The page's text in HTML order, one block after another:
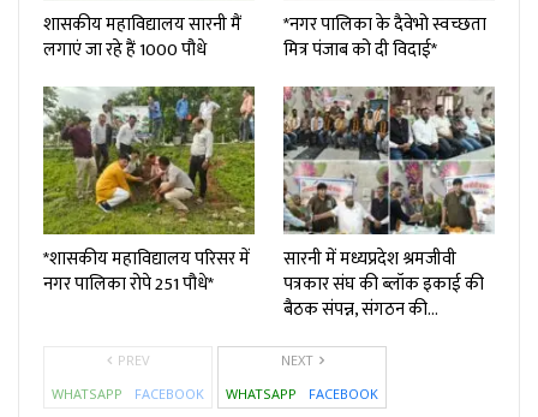
शासकीय महाविद्यालय सारनी मैं
लगाएं जा रहे हैं 1000 पौधे
*नगर पालिका के दैवेभो स्वच्छता
मित्र पंजाब को दी विदाई*
*शासकीय महाविद्यालय परिसर में
नगर पालिका रोपे 251 पौधे*
सारनी में मध्यप्रदेश श्रमजीवी
पत्रकार संघ की ब्लॉक इकाई की
बैठक संपन्न, संगठन की…
PREV
WHATSAPP
FACEBOOK
NEXT
WHATSAPP
FACEBOOK